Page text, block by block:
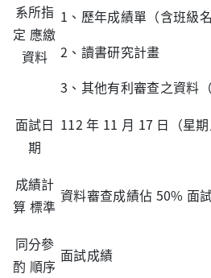
系所指
定 應繳
資料
1、歷年成績單（含班級名
2、讀書研究計畫
3、其他有利審查之資料
面試日
期
112 年 11 月 17 日（星期
成績計
算 標準
資料審查成績佔 50% 面
同分參
酌 順序
面試成績